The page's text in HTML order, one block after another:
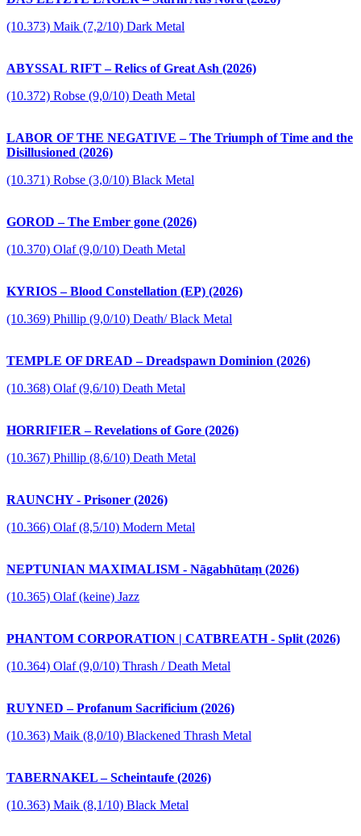
(10.373) Maik (7,2/10) Dark Metal
ABYSSAL RIFT – Relics of Great Ash (2026)
(10.372) Robse (9,0/10) Death Metal
LABOR OF THE NEGATIVE – The Triumph of Time and the
Disillusioned (2026)
(10.371) Robse (3,0/10) Black Metal
GOROD – The Ember gone (2026)
(10.370) Olaf (9,0/10) Death Metal
KYRIOS – Blood Constellation (EP) (2026)
(10.369) Phillip (9,0/10) Death/ Black Metal
TEMPLE OF DREAD – Dreadspawn Dominion (2026)
(10.368) Olaf (9,6/10) Death Metal
HORRIFIER – Revelations of Gore (2026)
(10.367) Phillip (8,6/10) Death Metal
RAUNCHY - Prisoner (2026)
(10.366) Olaf (8,5/10) Modern Metal
NEPTUNIAN MAXIMALISM - Nāgabhūtaṃ (2026)
(10.365) Olaf (keine) Jazz
PHANTOM CORPORATION | CATBREATH - Split (2026)
(10.364) Olaf (9,0/10) Thrash / Death Metal
RUYNED – Profanum Sacrificium (2026)
(10.363) Maik (8,0/10) Blackened Thrash Metal
TABERNAKEL – Scheintaufe (2026)
(10.363) Maik (8,1/10) Black Metal